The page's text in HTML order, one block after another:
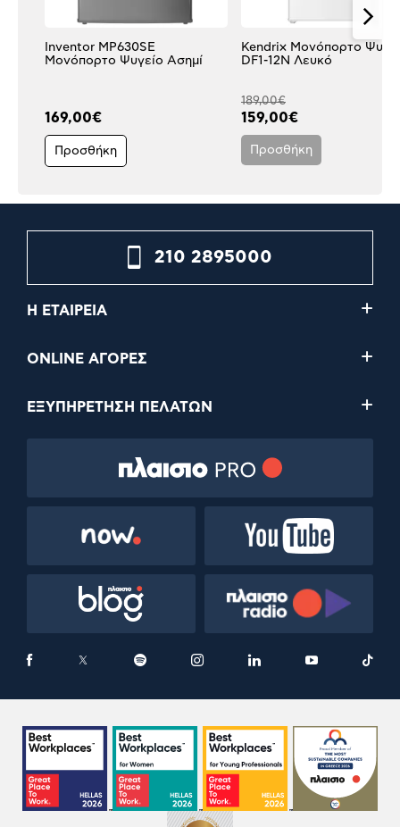
Inventor MP630SE
Μονόπορτο Ψυγείο Ασημί
169,00€
Προσθήκη
Kendrix Μονόπορτο
DF1-12N Λευκό
189,00€
159,00€
Προσθήκη
210 2895000
Η ΕΤΑΙΡΕΙΑ
ONLINE ΑΓΟΡΕΣ
ΕΞΥΠΗΡΕΤΗΣΗ ΠΕΛΑΤΩΝ